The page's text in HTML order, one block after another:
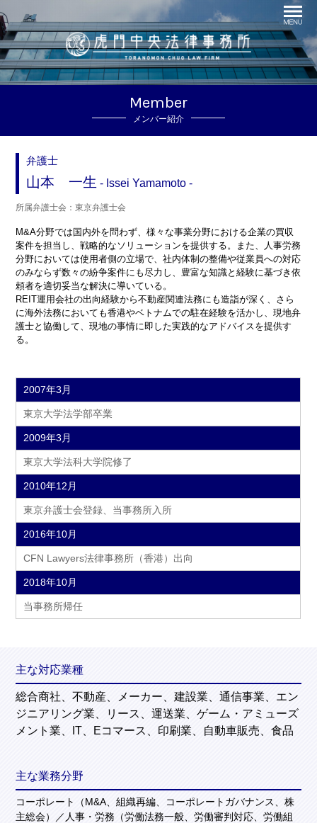
Member
メンバー紹介
弁護士
山本 一生 Issei Yamamoto
所属弁護士会：東京弁護士会
M&A分野では国内外を問わず、様々な事業分野における企業の買収
案件を担当し、戦略的なソリューションを提供する。また、人事労務
分野においては使用者側の立場で、社内体制の整備や従業員への対応
のみならず数々の紛争案件にも尽力し、豊富な知識と経験に基づき依
頼者を適切妥当な解決に導いている。
REIT運用会社の出向経験から不動産関連法務にも造詣が深く、さら
に海外法務においても香港やベトナムでの駐在経験を活かし、現地弁
護士と協働して、現地の事情に即した実践的なアドバイスを提供す
る。
2007年3月
東京大学法学部卒業
2009年3月
東京大学法科大学院修了
2010年12月
東京弁護士会登録、当事務所入所
2016年10月
CFN Lawyers法律事務所（香港）出向
2018年10月
当事務所帰任
主な対応業種
総合商社、不動産、メーカー、建設業、通信事業、エン
ジニアリング業、リース、運送業、ゲーム・アミューズ
メント業、IT、Eコマース、印刷業、自動車販売、食品
主な業務分野
コーポレート（M&A、組織再編、コーポレートガバナンス、株
主総会）／人事・労務（労働法務一般、労働審判対応、労働組